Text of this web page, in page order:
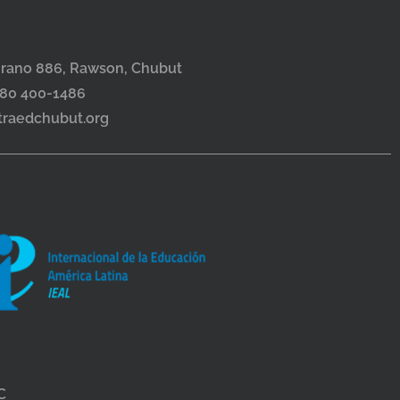
886, Rawson, Chubut
400-1486